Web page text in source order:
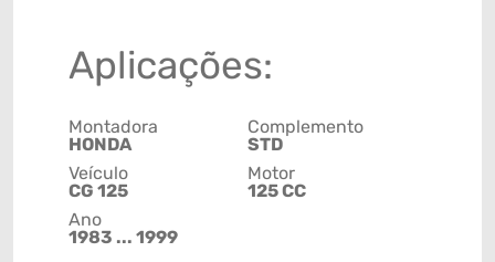
Aplicações:
Montadora
HONDA
Veículo
CG 125
Ano
1983 ... 1999
Complemento
STD
Motor
125 CC